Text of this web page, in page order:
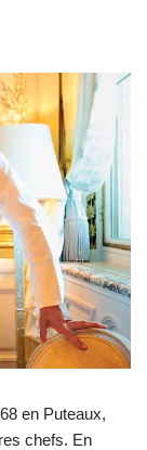
en Puteaux,
chefs. En